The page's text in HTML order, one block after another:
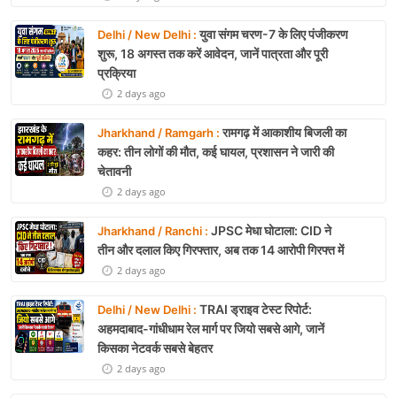
Delhi / New Delhi :युवा संगम चरण-7 के लिए पंजीकरण
शुरू, 18 अगस्त तक करें आवेदन, जानें पात्रता और पूरी
प्रक्रिया
2 days ago
Jharkhand / Ramgarh :रामगढ़ में आकाशीय बिजली का
कहर: तीन लोगों की मौत, कई घायल, प्रशासन ने जारी की
चेतावनी
2 days ago
Jharkhand / Ranchi : JPSC मेधा घोटाला: CID ने
तीन और दलाल किए गिरफ्तार, अब तक 14 आरोपी गिरफ्त में
2 days ago
Delhi / New Delhi : TRAI ड्राइव टेस्ट रिपोर्ट:
अहमदाबाद-गांधीधाम रेल मार्ग पर जियो सबसे आगे, जानें
किसका नेटवर्क सबसे बेहतर
2 days ago